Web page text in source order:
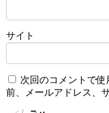
サイト
次回のコメントで
前、メールアドレス、